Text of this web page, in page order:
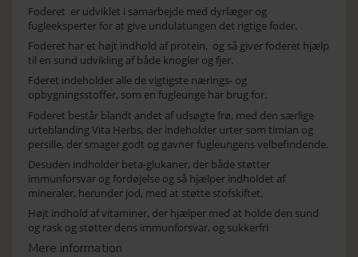
Foderet er udviklet i samarbejde med dyrlæger og
fugleeksperter for at give undulatungen det rigtige foder.
Foderet har et højt indhold af protein, og så giver foderet hjælp
til en sund udvikling af både knogler og fjer.
Fderet indeholder alle de vigtigste nærings- og
opbygningsstoffer, som en fugleunge har brug for.
Foderet består blandt andet af udsøgte frø, med den særlige
urteblanding Vita Herbs, der indeholder urter som timian og
persille, der smager godt og gavner fugleungens velbefindende.
Desuden indholder beta-glukaner, der både støtter
immunforsvar og fordøjelse og så hjælper indholdet af
mineraler, herunder jod, med at støtte stofskiftet.
Højt indhold af vitaminer, der hjælper med at holde den sund
og rask og støtter dens immunforsvar, og sukkerfri
Mere information